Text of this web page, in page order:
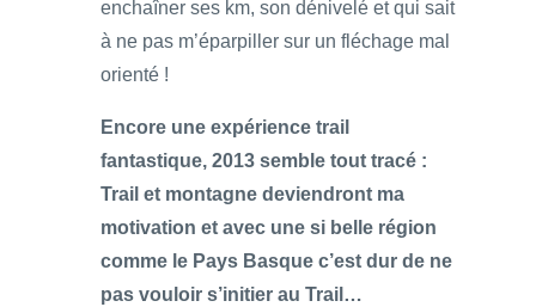
enchaîner ses km, son dénivelé et qui sait
à ne pas m’éparpiller sur un fléchage mal
orienté !
Encore une expérience trail
fantastique, 2013 semble tout tracé :
Trail et montagne deviendront ma
motivation et avec une si belle région
comme le Pays Basque c’est dur de ne
pas vouloir s’initier au Trail…